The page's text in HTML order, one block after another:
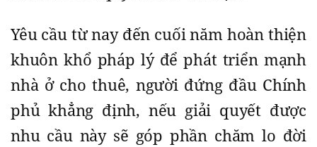
Yêu cầu từ nay đến cuối năm hoàn thiện
khuôn khổ pháp lý để phát triển mạnh
nhà ở cho thuê, người đứng đầu Chính
phủ khẳng định, nếu giải quyết được
nhu cầu này sẽ góp phần chăm lo đời